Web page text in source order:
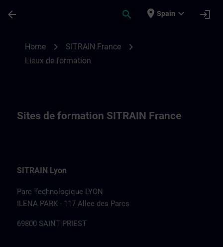
arrow_back search place Spain expand_more login
Home chevron_right SITRAIN France chevron_right
Lieux de formation
Sites de formation SITRAIN France
SITRAIN Lyon
Parc Technologique LYON
ILENA PARK - 117 Allee des Parcs
69800 SAINT PRIEST